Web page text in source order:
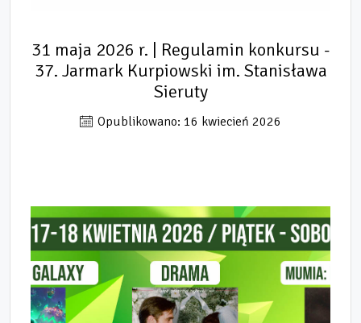
31 maja 2026 r. | Regulamin konkursu -
37. Jarmark Kurpiowski im. Stanisława
Sieruty
Opublikowano: 16 kwiecień 2026